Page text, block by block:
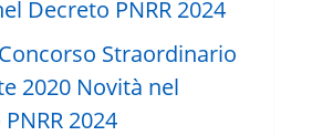
Straordinario
2020 Novità nel
2024